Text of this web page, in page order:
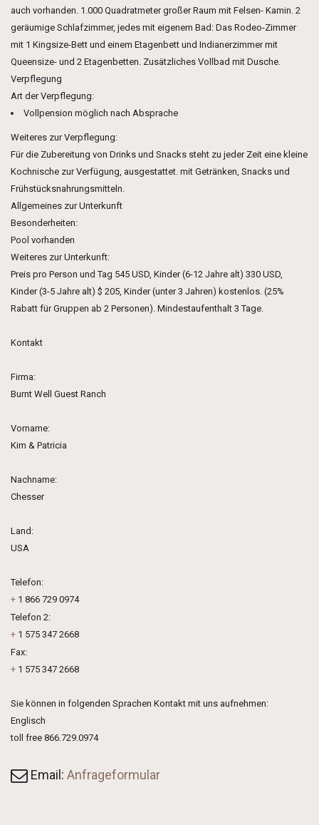
auch vorhanden. 1.000 Quadratmeter großer Raum mit Felsen- Kamin. 2
geräumige Schlafzimmer, jedes mit eigenem Bad: Das Rodeo-Zimmer
mit 1 Kingsize-Bett und einem Etagenbett und Indianerzimmer mit
Queensize- und 2 Etagenbetten. Zusätzliches Vollbad mit Dusche.
Verpflegung
Art der Verpflegung:
Vollpension möglich nach Absprache
Weiteres zur Verpflegung:
Für die Zubereitung von Drinks und Snacks steht zu jeder Zeit eine kleine
Kochnische zur Verfügung, ausgestattet. mit Getränken, Snacks und
Frühstücksnahrungsmitteln.
Allgemeines zur Unterkunft
Besonderheiten:
Pool vorhanden
Weiteres zur Unterkunft:
Preis pro Person und Tag 545 USD, Kinder (6-12 Jahre alt) 330 USD,
Kinder (3-5 Jahre alt) $ 205, Kinder (unter 3 Jahren) kostenlos. (25%
Rabatt für Gruppen ab 2 Personen). Mindestaufenthalt 3 Tage.
Kontakt
Firma:
Burnt Well Guest Ranch
Vorname:
Kim & Patricia
Nachname:
Chesser
Land:
USA
Telefon:
+ 1 866 729 0974
Telefon 2:
+ 1 575 347 2668
Fax:
+ 1 575 347 2668
Sie können in folgenden Sprachen Kontakt mit uns aufnehmen:
Englisch
toll free 866.729.0974
Email: Anfrageformular